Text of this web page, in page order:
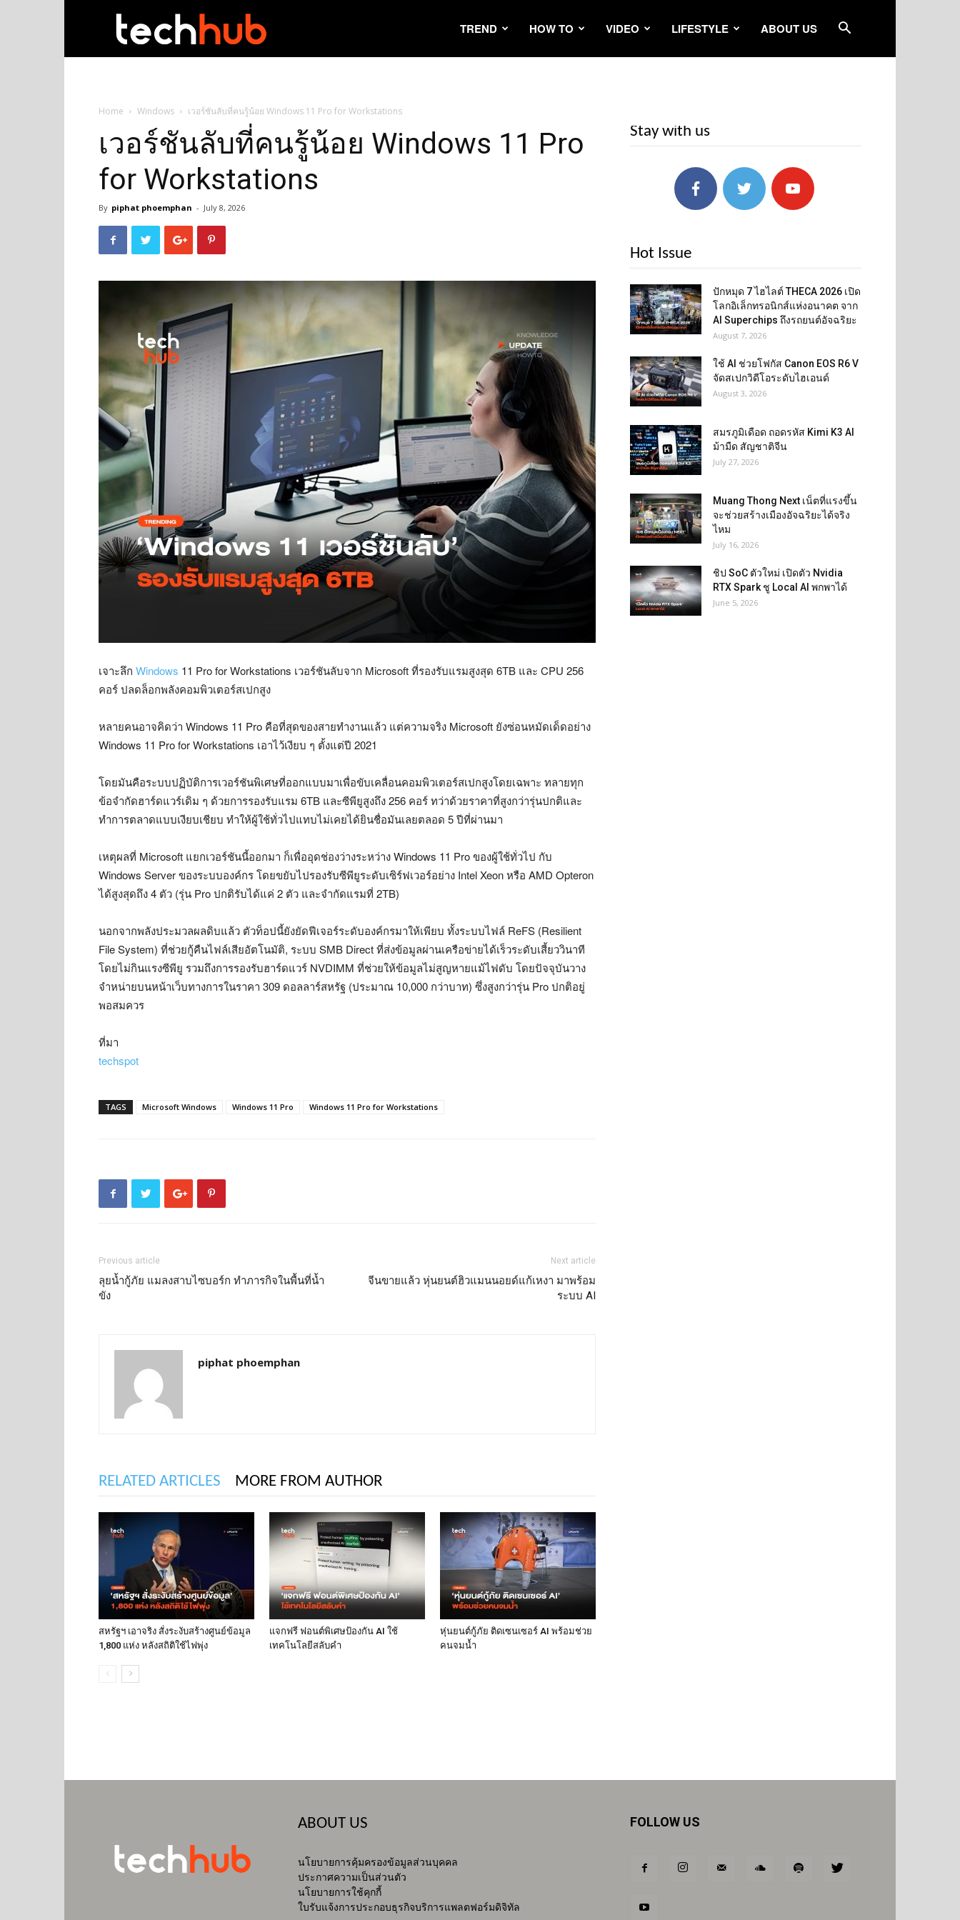
TREND HOW TO VIDEO LIFESTYLE ABOUT US
Home Windows เวอร์ชันลับที่คนรู้น้อย Windows 11 Pro for Workstations
เวอร์ชันลับที่คนรู้น้อย Windows 11 Pro
for Workstations
By piphat phoemphan - July 8, 2026
เจาะลึก Windows 11 Pro for Workstations เวอร์ชันลับจาก Microsoft ที่รองรับแรมสูงสุด 6TB และ CPU 256
คอร์ ปลดล็อกพลังคอมพิวเตอร์สเปกสูง
หลายคนอาจคิดว่า Windows 11 Pro คือที่สุดของสายทำงานแล้ว แต่ความจริง Microsoft ยังซ่อนหมัดเด็ดอย่าง
Windows 11 Pro for Workstations เอาไว้เงียบ ๆ ตั้งแต่ปี 2021
โดยมันคือระบบปฏิบัติการเวอร์ชันพิเศษที่ออกแบบมาเพื่อขับเคลื่อนคอมพิวเตอร์สเปกสูงโดยเฉพาะ ทลายทุก
ข้อจำกัดฮาร์ดแวร์เดิม ๆ ด้วยการรองรับแรม 6TB และซีพียูสูงถึง 256 คอร์ ทว่าด้วยราคาที่สูงกว่ารุ่นปกติและ
ทำการตลาดแบบเงียบเชียบ ทำให้ผู้ใช้ทั่วไปแทบไม่เคยได้ยินชื่อมันเลยตลอด 5 ปีที่ผ่านมา
เหตุผลที่ Microsoft แยกเวอร์ชันนี้ออกมา ก็เพื่ออุดช่องว่างระหว่าง Windows 11 Pro ของผู้ใช้ทั่วไป กับ
Windows Server ของระบบองค์กร โดยขยับไปรองรับซีพียูระดับเซิร์ฟเวอร์อย่าง Intel Xeon หรือ AMD Opteron
ได้สูงสุดถึง 4 ตัว (รุ่น Pro ปกติรับได้แค่ 2 ตัว และจำกัดแรมที่ 2TB)
นอกจากพลังประมวลผลดิบแล้ว ตัวท็อปนี้ยังยัดฟีเจอร์ระดับองค์กรมาให้เพียบ ทั้งระบบไฟล์ ReFS (Resilient
File System) ที่ช่วยกู้คืนไฟล์เสียอัตโนมัติ, ระบบ SMB Direct ที่ส่งข้อมูลผ่านเครือข่ายได้เร็วระดับเสี้ยววินาที
โดยไม่กินแรงซีพียู รวมถึงการรองรับฮาร์ดแวร์ NVDIMM ที่ช่วยให้ข้อมูลไม่สูญหายแม้ไฟดับ โดยปัจจุบันวาง
จำหน่ายบนหน้าเว็บทางการในราคา 309 ดอลลาร์สหรัฐ (ประมาณ 10,000 กว่าบาท) ซึ่งสูงกว่ารุ่น Pro ปกติอยู่
พอสมควร
ที่มา
techspot
TAGS Microsoft Windows Windows 11 Pro Windows 11 Pro for Workstations
Previous article
ลุยน้ำกู้ภัย แมลงสาบไซบอร์ก ทำภารกิจในพื้นที่น้ำ
ขัง
Next article
จีนขายแล้ว หุ่นยนต์ฮิวแมนนอยด์แก้เหงา มาพร้อม
ระบบ AI
piphat phoemphan
RELATED ARTICLES MORE FROM AUTHOR
สหรัฐฯ เอาจริง สั่งระงับสร้างศูนย์ข้อมูล
1,800 แห่ง หลังสถิติใช้ไฟพุ่ง
แจกฟรี ฟอนต์พิเศษป้องกัน AI ใช้
เทคโนโลยีสลับคำ
หุ่นยนต์กู้ภัย ติดเซนเซอร์ AI พร้อมช่วย
คนจมน้ำ
Stay with us
Hot Issue
ปักหมุด 7 ไฮไลต์ THECA 2026 เปิด
โลกอิเล็กทรอนิกส์แห่งอนาคต จาก
AI Superchips ถึงรถยนต์อัจฉริยะ
August 7, 2026
ใช้ AI ช่วยโฟกัส Canon EOS R6 V
จัดสเปกวิดีโอระดับไฮเอนด์
August 3, 2026
สมรภูมิเดือด ถอดรหัส Kimi K3 AI
ม้ามืด สัญชาติจีน
July 27, 2026
Muang Thong Next เน็ตที่แรงขึ้น
จะช่วยสร้างเมืองอัจฉริยะได้จริง
ไหม
July 16, 2026
ชิป SoC ตัวใหม่ เปิดตัว Nvidia
RTX Spark ชู Local AI พกพาได้
June 5, 2026
ABOUT US
นโยบายการคุ้มครองข้อมูลส่วนบุคคล
ประกาศความเป็นส่วนตัว
นโยบายการใช้คุกกี้
ใบรับแจ้งการประกอบธุรกิจบริการแพลตฟอร์มดิจิทัล
FOLLOW US